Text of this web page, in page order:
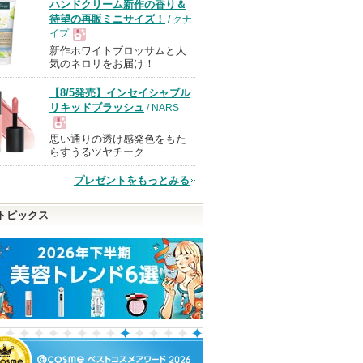
ハンドクリーム新作の香り＆
待望の再販ミニサイズ！ / クナ
イプ
現
品
新作ホワイトブロッサムと人
気のネロリをお届け！
【8/5発売】インセイシャブル
リキッドブラッシュ / NARS
現
思い通りの透け感発色をもた
らすうるツヤチーク
プレゼントをもっとみる
ピックス